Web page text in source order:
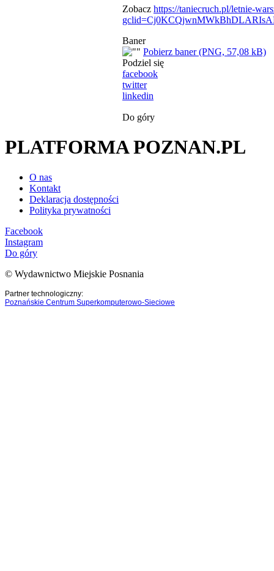
Zobacz https://taniecruch.pl/letnie-
Baner
Pobierz baner (PNG, 57,08 kB)
Podziel się
facebook
twitter
linkedin
Do góry
PLATFORMA POZNAN.PL
O nas
Kontakt
Deklaracja dostępności
Polityka prywatności
Facebook
Instagram
Do góry
© Wydawnictwo Miejskie Posnania
Partner technologiczny:
Poznańskie Centrum Superkomputerowo-Sieciowe